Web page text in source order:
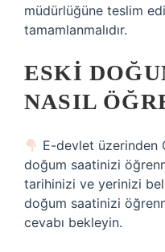
müdürlüğüne teslim
tamamlanmalıdır.
ESKI
NASIL
E-devlet üzerinden
doğum saatinizi
tarihinizi ve yerinizi
doğum saatinizi
cevabı bekleyin.